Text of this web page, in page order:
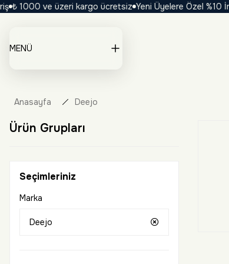
ve üzeri kargo ücretsiz Yeni Üyelere Özel %10 İndirim
MENÜ
Anasayfa Deejo
Ürün Grupları
Seçimleriniz
Marka
Deejo